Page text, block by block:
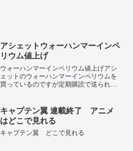
アシェットウォーハンマーインペ
リウム値上げ
ウォーハンマーインペリウム値上げアシ
ェットのウォーハンマーインペリウムを
買っているのですが定期購読で送られて
いきや、なんと値上げでした。2399円(税
込)が2699円に...
キャプテン翼 連載終了 アニメ
はどこで見れる
キャプテン翼 どこで見れる